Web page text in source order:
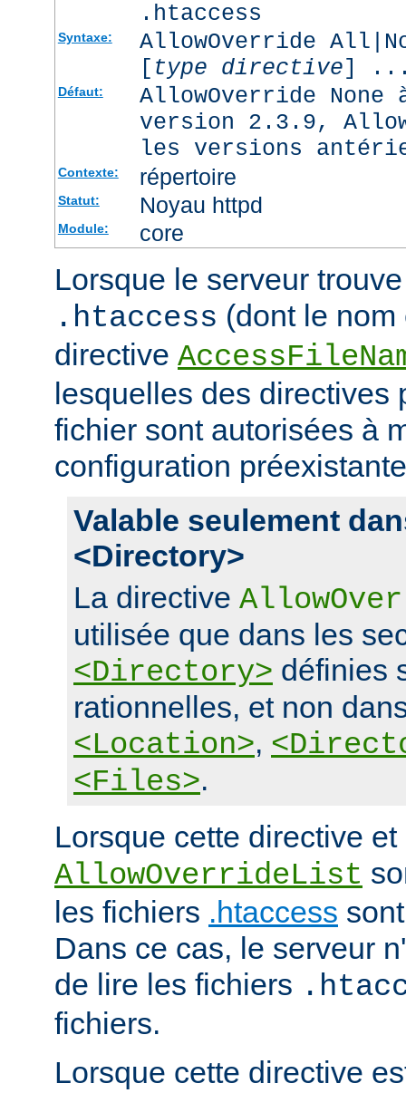
.htaccess
Syntaxe:
AllowOverride
[ type directive]
Défaut:
AllowOverride
version 2.3.9,
les versions
Contexte: répertoire
Statut: Noyau httpd
Module: core
Lorsque le serveur
.htaccess (dont le
directive
lesquelles des directives
fichier sont autorisées à
configuration
Valable seulement
<Directory>
La directive
utilisée que dans les
<Directory> définies
rationnelles, et non
<Location>,
<Files>.
Lorsque cette directive
AllowOverrideList
les fichiers .htaccess
Dans ce cas, le serveur
de lire les fichiers
fichiers.
Lorsque cette directive